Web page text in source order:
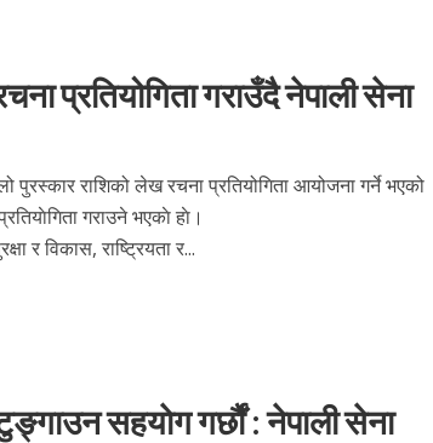
प्रतियोगिता गराउँदै नेपाली सेना
पुरस्कार राशिको लेख रचना प्रतियोगिता आयोजना गर्ने भएको
गराउने भएकाे हाे।
र विकास, राष्ट्रियता र...
टुङ्गाउन सहयाेग गर्छौं : नेपाली सेना